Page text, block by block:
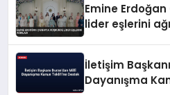
Emine
lider eşlerini
İletişim
Dayanışma